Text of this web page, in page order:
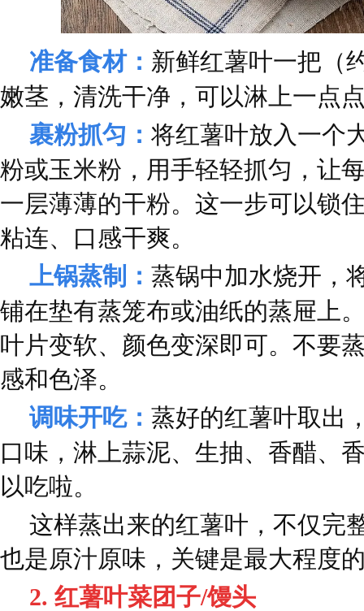
准备食材： 新鲜红薯叶一把（
嫩茎，清洗干净，可以淋上一点
裹粉抓匀： 将红薯叶放入一个
粉或玉米粉，用手轻轻抓匀，让
一层薄薄的干粉。这一步可以锁
粘连、口感干爽。
上锅蒸制： 蒸锅中加水烧开，
铺在垫有蒸笼布或油纸的蒸屉上
叶片变软、颜色变深即可。不要
感和色泽。
调味开吃： 蒸好的红薯叶取出
口味，淋上蒜泥、生抽、香醋、
以吃啦。
这样蒸出来的红薯叶，不仅完
也是原汁原味，关键是最大程度
2. 红薯叶菜团子/馒头